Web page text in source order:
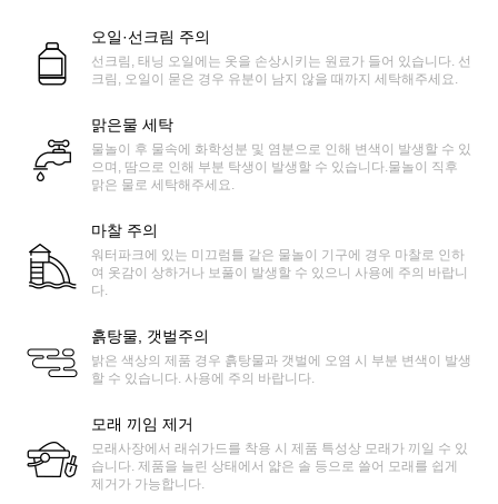
오일·선크림 주의
선크림, 태닝 오일에는 옷을 손상시키는 원료가 들어 있습니다. 선
크림, 오일이 묻은 경우 유분이 남지 않을 때까지 세탁해주세요.
맑은물 세탁
물놀이 후 물속에 화학성분 및 염분으로 인해 변색이 발생할 수 있
으며, 땀으로 인해 부분 탁생이 발생할 수 있습니다.물놀이 직후
맑은 물로 세탁해주세요.
마찰 주의
워터파크에 있는 미끄럼틀 같은 물놀이 기구에 경우 마찰로 인하
여 옷감이 상하거나 보풀이 발생할 수 있으니 사용에 주의 바랍니
다.
흙탕물, 갯벌주의
밝은 색상의 제품 경우 흙탕물과 갯벌에 오염 시 부분 변색이 발생
할 수 있습니다. 사용에 주의 바랍니다.
모래 끼임 제거
모래사장에서 래쉬가드를 착용 시 제품 특성상 모래가 끼일 수 있
습니다. 제품을 늘린 상태에서 얇은 솔 등으로 쓸어 모래를 쉽게
제거가 가능합니다.